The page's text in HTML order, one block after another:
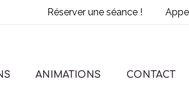
Réserver une séance !
ANIMATIONS CONTACT